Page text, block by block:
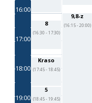
16:00
17:00
18:00
19:00
8
(16:30 - 17:30)
Kraso
(17:45 - 18:45)
5
(18:45 - 19:45)
9,8-z
(16:15 - 20:00)